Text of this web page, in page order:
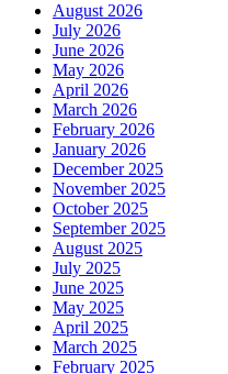
August 2026
July 2026
June 2026
May 2026
April 2026
March 2026
February 2026
January 2026
December 2025
November 2025
October 2025
September 2025
August 2025
July 2025
June 2025
May 2025
April 2025
March 2025
February 2025